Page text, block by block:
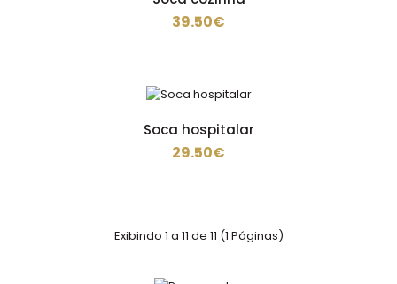
39.50€
Soca hospitalar
29.50€
Exibindo 1 a 11 de 11 (1 Páginas)